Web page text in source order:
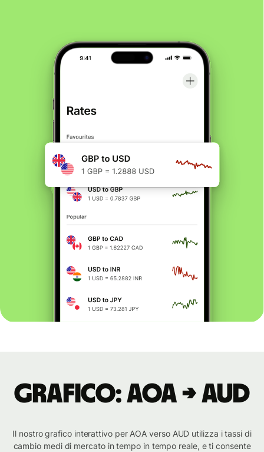
Grafico: AOA → AUD
Il nostro grafico interattivo per AOA verso AUD utilizza i tassi di
cambio medi di mercato in tempo in tempo reale, e ti consente